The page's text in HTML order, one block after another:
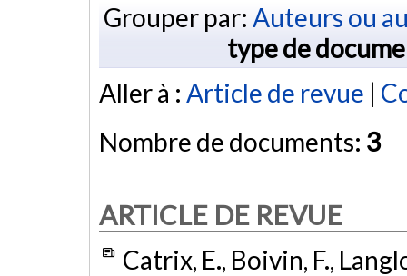
Grouper par: Auteurs ou
type de
Aller à : Article de revue |
Nombre de documents: 3
ARTICLE DE REVUE
Catrix, E., Boivin, F.,